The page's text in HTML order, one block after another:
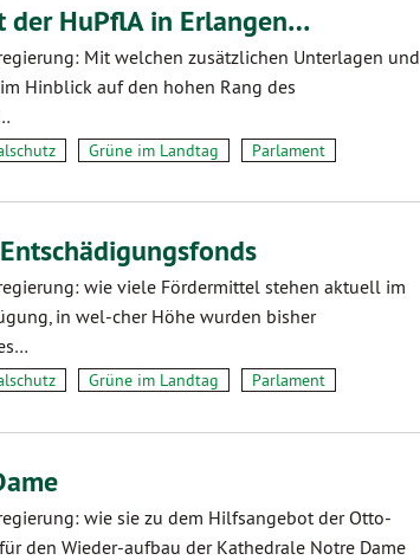
der HuPflA in Erlangen…
Mit welchen zusätzlichen Unterlagen und
Hinblick auf den hohen Rang des
Grüne im Landtag Parlament
wie viele Fördermittel stehen aktuell im
in wel-cher Höhe wurden bisher
Grüne im Landtag Parlament
wie sie zu dem Hilfsangebot der Otto-
den Wieder-aufbau der Kathedrale Notre Dame